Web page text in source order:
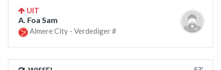
UIT
A. Foa Sam
Almere City - Verdediger #